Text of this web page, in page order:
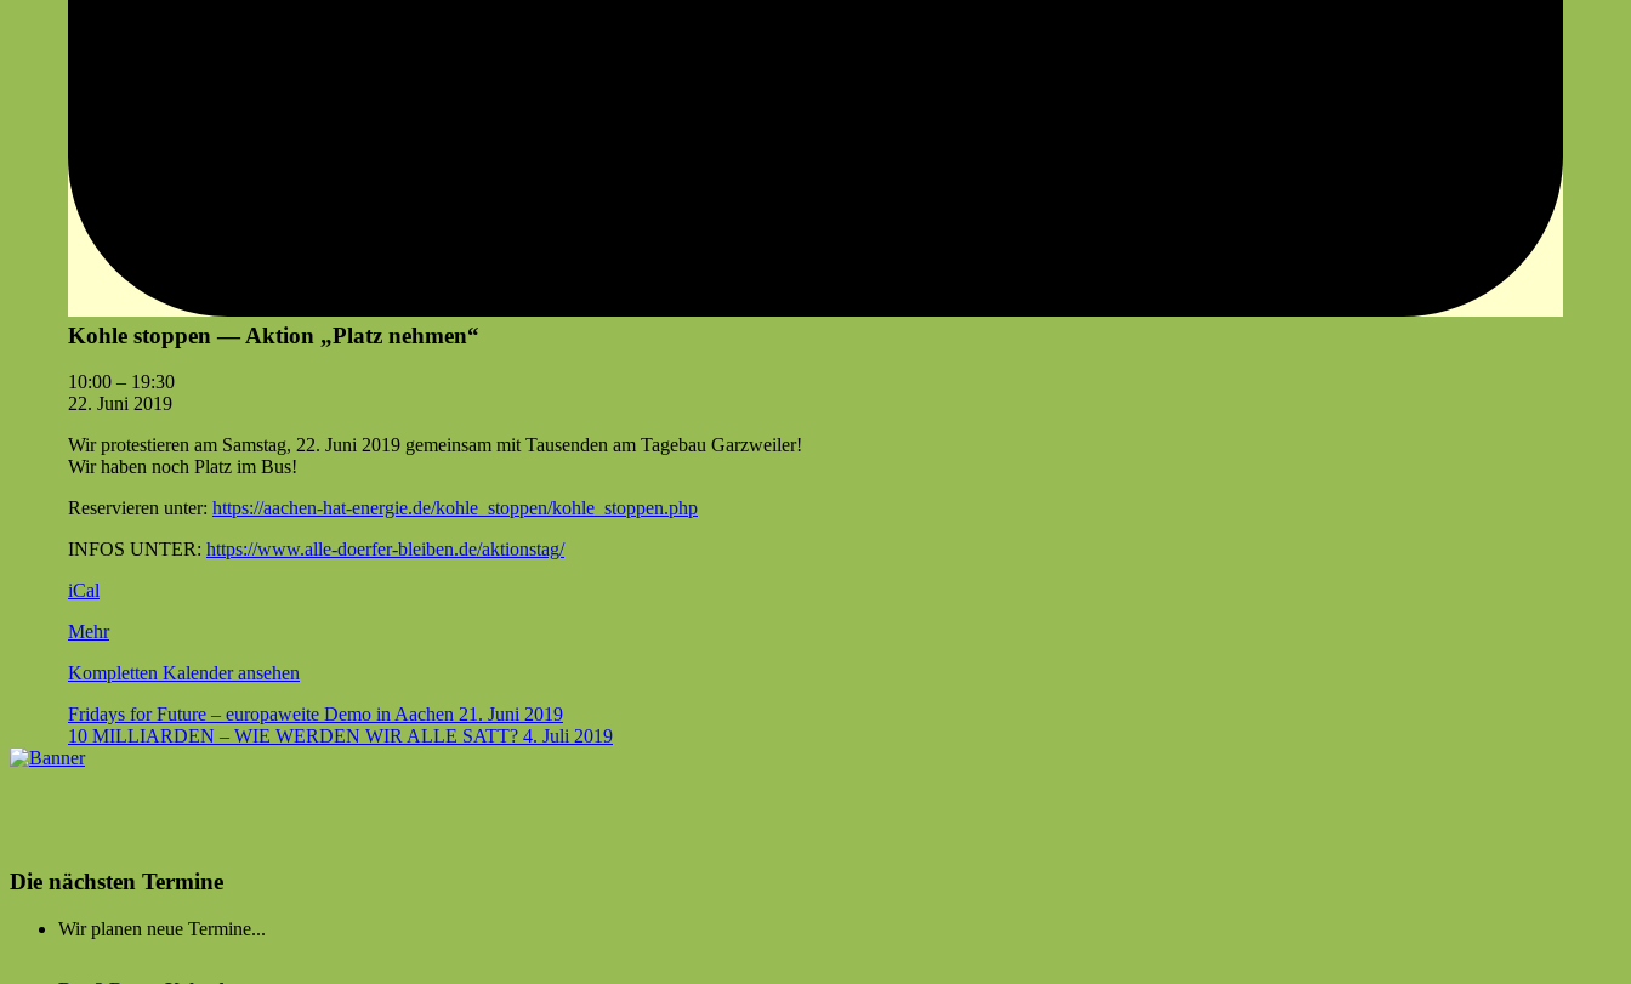
Kohle stoppen — Aktion „Platz nehmen“
Kohle
stop­
—
Aktion
nehmen“
10:00 – 19:30
22. Juni 2019
Wir protestieren am Sam­stag, 22. Juni 2019 gemein­sam mit Tausenden am Tage­bau Garzweiler!
Wir haben noch Platz im Bus!
Reservieren unter: https://aachen-hat-energie.de/kohle_stoppen/kohle_stoppen.php
INFOS UNTER: https://www.alle-doerfer-bleiben.de/aktionstag/
iCal
Mehrüber
Kom­plet­ten Kalen­der ansehen
Beitragsnavigation
Fridays for Future – europaweite Demo in Aachen 21. Juni 2019
10 MILLIARDEN – WIE WERDEN WIR ALLE SATT? 4. Juli 2019
Die nächsten Termine
Wir planen neue Termine...